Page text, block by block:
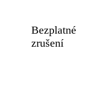
Bezplatné
zrušení